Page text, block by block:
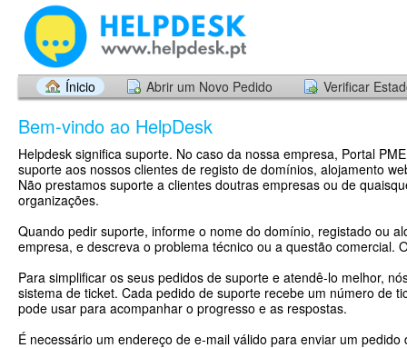
Ínicio Abrir um Novo Pedido Verificar
Bem-vindo ao HelpDesk
Helpdesk significa suporte. No caso da nossa empresa, Portal
suporte aos nossos clientes de registo de domínios, alojamento
Não prestamos suporte a clientes doutras empresas ou de
organizações.
Quando pedir suporte, informe o nome do domínio, registado ou
empresa, e descreva o problema técnico ou a questão comercial.
Para simplificar os seus pedidos de suporte e atendê-lo melhor,
sistema de ticket. Cada pedido de suporte recebe um número de
pode usar para acompanhar o progresso e as respostas.
É necessário um endereço de e-mail válido para enviar um pedido